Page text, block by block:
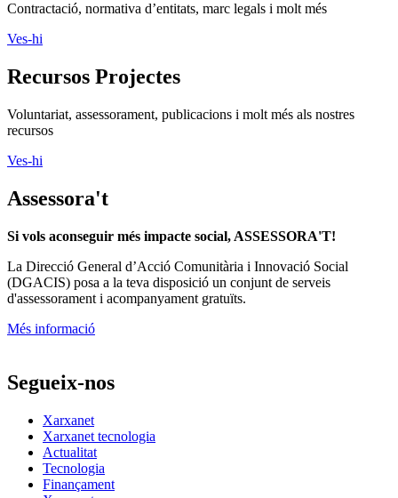
Contractació, normativa d’entitats, marc legals i molt més
Ves-hi
Recursos Projectes
Voluntariat, assessorament, publicacions i molt més als nostres
recursos
Ves-hi
Assessora't
Si vols aconseguir més impacte social, ASSESSORA'T!
La Direcció General d’Acció Comunitària i Innovació Social
(DGACIS) posa a la teva disposició un conjunt de serveis
d'assessorament i acompanyament gratuïts.
Més informació
Segueix-nos
Xarxanet
Xarxanet tecnologia
Actualitat
Tecnologia
Finançament